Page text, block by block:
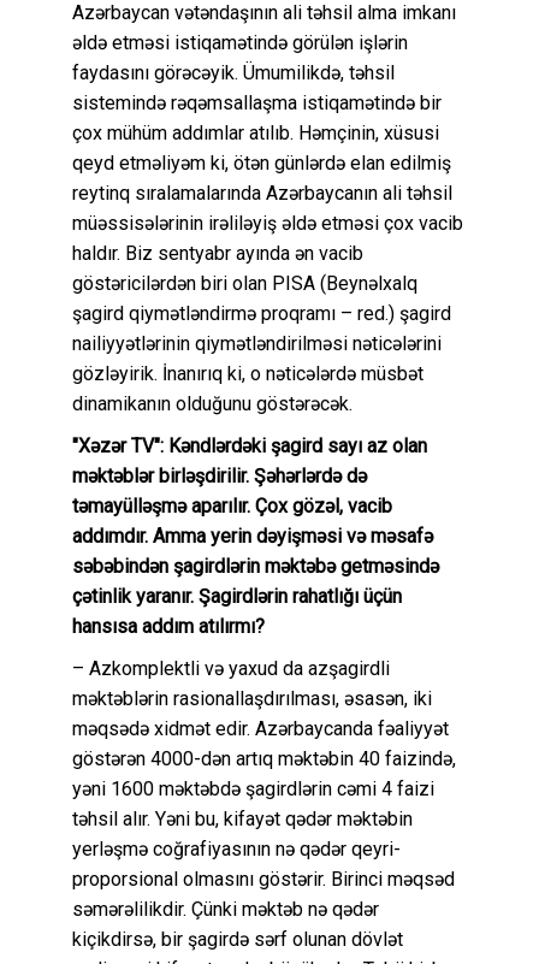
Azərbaycan vətəndaşının ali təhsil alma imkanı
əldə etməsi istiqamətində görülən işlərin
faydasını görəcəyik. Ümumilikdə, təhsil
sistemində rəqəmsallaşma istiqamətində bir
çox mühüm addımlar atılıb. Həmçinin, xüsusi
qeyd etməliyəm ki, ötən günlərdə elan edilmiş
reytinq sıralamalarında Azərbaycanın ali təhsil
müəssisələrinin irəliləyiş əldə etməsi çox vacib
haldır. Biz sentyabr ayında ən vacib
göstəricilərdən biri olan PISA (Beynəlxalq
şagird qiymətləndirmə proqramı – red.) şagird
nailiyyətlərinin qiymətləndirilməsi nəticələrini
gözləyirik. İnanırıq ki, o nəticələrdə müsbət
dinamikanın olduğunu göstərəcək.
"Xəzər TV": Kəndlərdəki şagird sayı az olan
məktəblər birləşdirilir. Şəhərlərdə də
təmayülləşmə aparılır. Çox gözəl, vacib
addımdır. Amma yerin dəyişməsi və məsafə
səbəbindən şagirdlərin məktəbə getməsində
çətinlik yaranır. Şagirdlərin rahatlığı üçün
hansısa addım atılırmı?
– Azkomplektli və yaxud da azşagirdli
məktəblərin rasionallaşdırılması, əsasən, iki
məqsədə xidmət edir. Azərbaycanda fəaliyyət
göstərən 4000-dən artıq məktəbin 40 faizində,
yəni 1600 məktəbdə şagirdlərin cəmi 4 faizi
təhsil alır. Yəni bu, kifayət qədər məktəbin
yerləşmə coğrafiyasının nə qədər qeyri-
proporsional olmasını göstərir. Birinci məqsəd
səmərəlilikdir. Çünki məktəb nə qədər
kiçikdirsə, bir şagirdə sərf olunan dövlət